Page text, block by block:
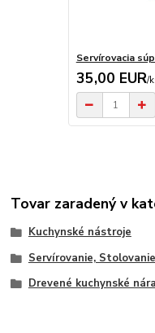
Servírovacia
35,00 EUR/
Tovar zaradený v
Kuchynské nástroje
Servírovanie, Stolovanie
Drevené kuchynské